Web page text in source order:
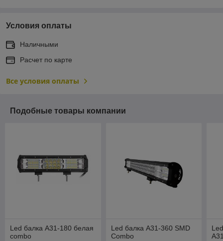
Условия оплаты
Наличными
Расчет по карте
Все условия оплаты
Подобные товары компании
Led балка A31-180 белая
combo
Led балка A31-360 SMD
Combo